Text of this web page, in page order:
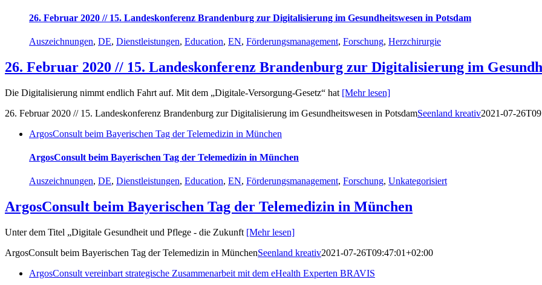
26. Februar 2020 // 15. Landeskonferenz Brandenburg zur Digitalisierung im Gesundheitswesen in Potsdam
Auszeichnungen, DE, Dienstleistungen, Education, EN, Förderungsmanagement, Forschung, Herzchirurgie
26. Februar 2020 // 15. Landeskonferenz Brandenburg zur Digitalisierung im
Die Digitalisierung nimmt endlich Fahrt auf. Mit dem „Digitale-Versorgung-Gesetz“ hat [Mehr lesen]
26. Februar 2020 // 15. Landeskonferenz Brandenburg zur Digitalisierung im Gesundheitswesen in PotsdamSeenland kreativ2021-07-
ArgosConsult beim Bayerischen Tag der Telemedizin in München
ArgosConsult beim Bayerischen Tag der Telemedizin in München
Auszeichnungen, DE, Dienstleistungen, Education, EN, Förderungsmanagement, Forschung, Unkategorisiert
ArgosConsult beim Bayerischen Tag der Telemedizin in München
Unter dem Titel „Digitale Gesundheit und Pflege - die Zukunft [Mehr lesen]
ArgosConsult beim Bayerischen Tag der Telemedizin in MünchenSeenland kreativ2021-07-26T09:47:01+02:00
ArgosConsult vereinbart strategische Zusammenarbeit mit dem eHealth Experten BRAVIS